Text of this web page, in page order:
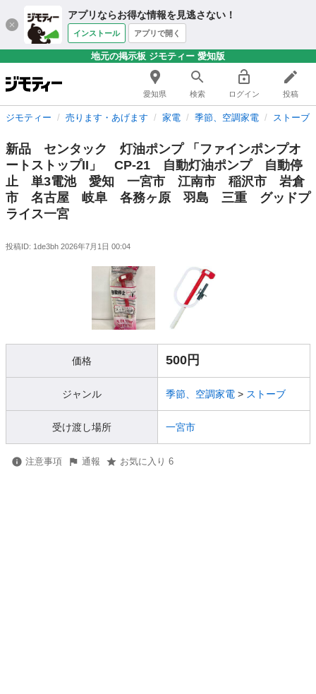
アプリならお得な情報を見逃さない！
インストール アプリで開く
地元の掲示板 ジモティー 愛知版
愛知県 検索 ログイン 投稿
ジモティー 売ります・あげます 家電 季節、空調家電 ストーブ
新品 センタック 灯油ポンプ 「ファインポンプオ
ートストップII」 CP-21 自動灯油ポンプ 自動停
止 単3電池 愛知 一宮市 江南市 稲沢市 岩倉
市 名古屋 岐阜 各務ヶ原 羽島 三重 グッドプ
ライス一宮
投稿ID: 1de3bh 2026年7月1日 00:04
価格 500円
ジャンル 季節、空調家電 > ストーブ
受け渡し場所 一宮市
注意事項 通報 お気に入り 6